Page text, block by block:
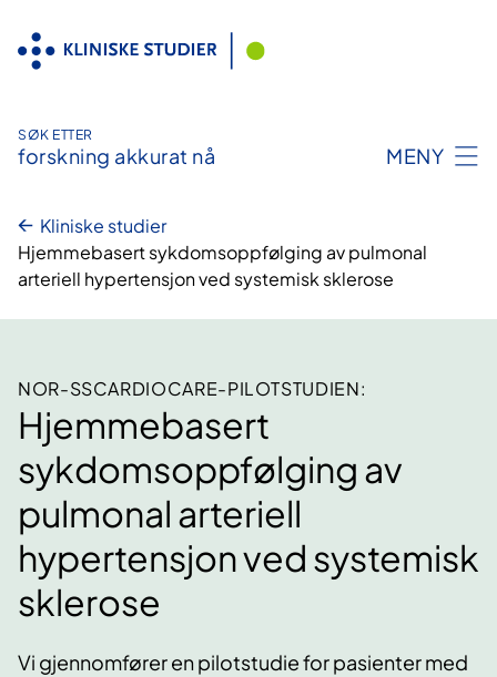
innhold
SØK ETTER
forskning akkurat nå MENY
Kliniske studier
Hjemmebasert sykdomsoppfølging av pulmonal
arteriell hypertensjon ved systemisk sklerose
NOR-SSCARDIOCARE-PILOTSTUDIEN:
Hjemmebasert
sykdomsoppfølging av
pulmonal arteriell
hypertensjon ved systemisk
sklerose
Vi gjennomfører en pilotstudie for pasienter med